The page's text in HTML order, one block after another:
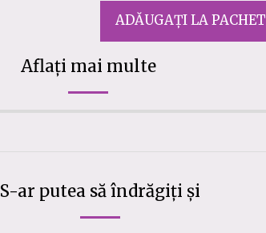
ADĂUGAȚI LA PACHET
Aflați mai multe
S-ar putea să îndrăgiți și